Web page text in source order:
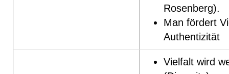
Rosenberg).
Man fördert
Authentizität
Vielfalt wird